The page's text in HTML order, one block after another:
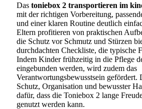
Das toniebox 2 transportieren im
mit der richtigen Vorbereitung,
und einer klaren Routine deutlich
Eltern profitieren von praktischen
die Schutz vor Schmutz und Stürzen
durchdachten Checkliste, die typische
Indem Kinder frühzeitig in die Pflege
eingebunden werden, wird zudem das
Verantwortungsbewusstsein gefördert.
Schutz, Organisation und bewusster
dafür, dass die Toniebox 2 lange
genutzt werden kann.